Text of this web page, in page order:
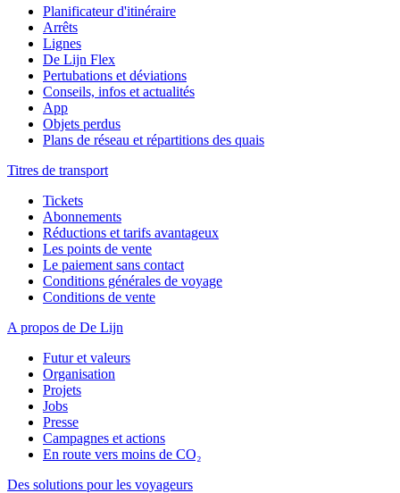
Planificateur d'itinéraire
Arrêts
Lignes
De Lijn Flex
Pertubations et déviations
Conseils, infos et actualités
App
Objets perdus
Plans de réseau et répartitions des quais
Titres de transport
Tickets
Abonnements
Réductions et tarifs avantageux
Les points de vente
Le paiement sans contact
Conditions générales de voyage
Conditions de vente
A propos de De Lijn
Futur et valeurs
Organisation
Projets
Jobs
Presse
Campagnes et actions
En route vers moins de CO₂
Des solutions pour les voyageurs